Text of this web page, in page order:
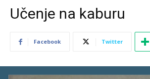
Učenje na kaburu
Facebook Twitter